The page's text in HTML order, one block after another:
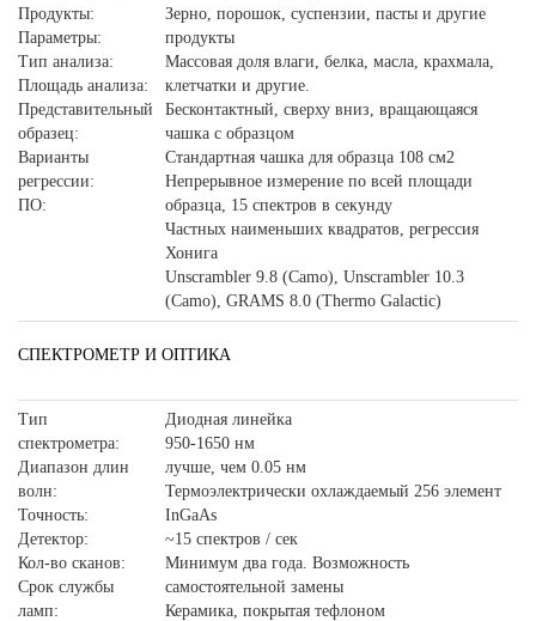
Продукты:
Параметры:
Тип анализа:
Площадь анализа:
Представительный
образец:
Варианты
регрессии:
ПО:
Зерно, порошок, суспензии, пасты и другие
продукты
Массовая доля влаги, белка, масла, крахмала,
клетчатки и другие.
Бесконтактный, сверху вниз, вращающаяся
чашка с образцом
Стандартная чашка для образца 108 см2
Непрерывное измерение по всей площади
образца, 15 спектров в секунду
Частных наименьших квадратов, регрессия
Хонига
Unscrambler 9.8 (Camo), Unscrambler 10.3
(Camo), GRAMS 8.0 (Thermo Galactic)
СПЕКТРОМЕТР И ОПТИКА
Тип
спектрометра:
Диапазон длин
волн:
Точность:
Детектор:
Кол-во сканов:
Срок службы
ламп:
Диодная линейка
950-1650 нм
лучше, чем 0.05 нм
Термоэлектрически охлаждаемый 256 элемент
InGaAs
~15 спектров / сек
Минимум два года. Возможность
самостоятельной замены
Керамика, покрытая тефлоном